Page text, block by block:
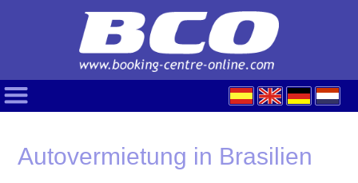
Autovermietung in Brasilien